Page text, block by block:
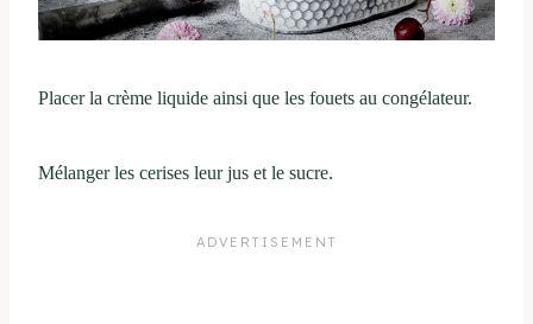
Placer la crème liquide ainsi que les fouets au congélateur.
Mélanger les cerises leur jus et le sucre.